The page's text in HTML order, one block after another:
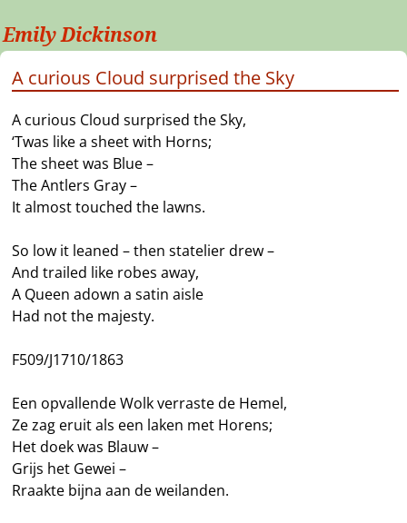
Emily Dickinson
A curious Cloud surprised the Sky
A curious Cloud surprised the Sky,
‘Twas like a sheet with Horns;
The sheet was Blue –
The Antlers Gray –
It almost touched the lawns.
So low it leaned – then statelier drew –
And trailed like robes away,
A Queen adown a satin aisle
Had not the majesty.
F509/J1710/1863
Een opvallende Wolk verraste de Hemel,
Ze zag eruit als een laken met Horens;
Het doek was Blauw –
Grijs het Gewei –
Rraakte bijna aan de weilanden.